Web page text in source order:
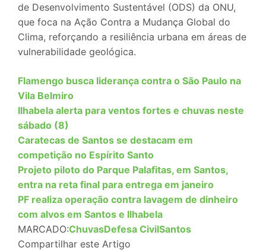
de Desenvolvimento Sustentável (ODS) da ONU,
que foca na Ação Contra a Mudança Global do
Clima, reforçando a resiliência urbana em áreas de
vulnerabilidade geológica.
Flamengo busca liderança contra o São Paulo na
Vila Belmiro
Ilhabela alerta para ventos fortes e chuvas neste
sábado (8)
Caratecas de Santos se destacam em
competição no Espírito Santo
Projeto piloto do Parque Palafitas, em Santos,
entra na reta final para entrega em janeiro
PF realiza operação contra lavagem de dinheiro
com alvos em Santos e Ilhabela
MARCADO:ChuvasDefesa CivilSantos
Compartilhar este Artigo